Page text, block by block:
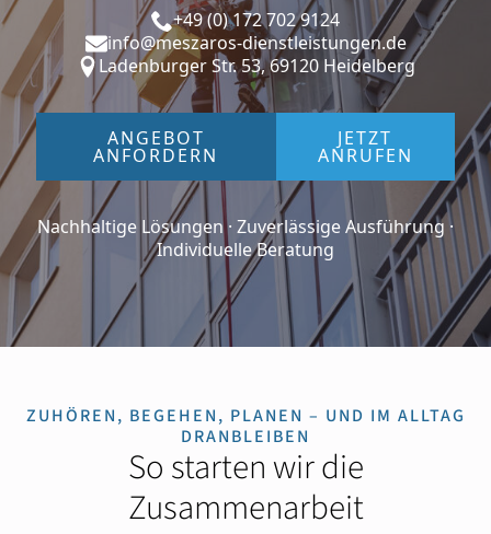
+49 (0) 172 702 9124
info@meszaros-dienstleistungen.de
Ladenburger Str. 53, 69120 Heidelberg
ANGEBOT
ANFORDERN
JETZT
ANRUFEN
Nachhaltige Lösungen · Zuverlässige Ausführung ·
Individuelle Beratung
ZUHÖREN, BEGEHEN, PLANEN – UND IM ALLTAG
DRANBLEIBEN
So starten wir die
Zusammenarbeit